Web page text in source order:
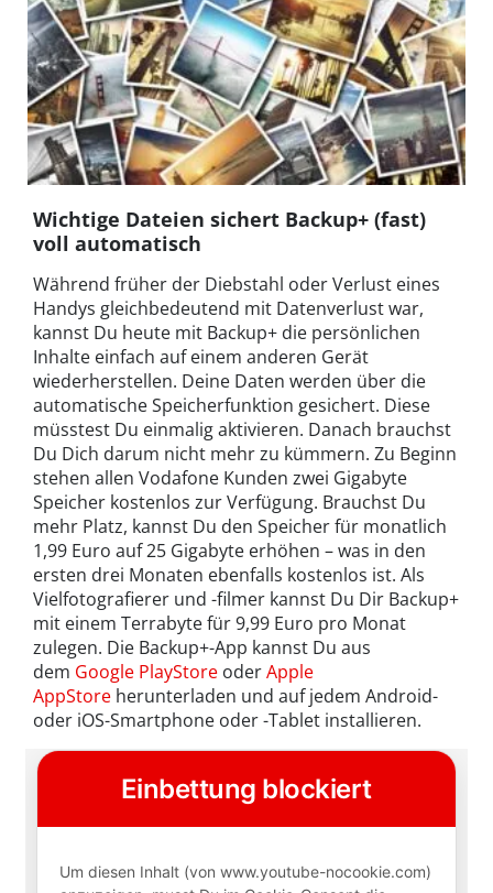
Wichtige Dateien sichert Backup+ (fast)
voll automatisch
Während früher der Diebstahl oder Verlust eines
Handys gleichbedeutend mit Datenverlust war,
kannst Du heute mit Backup+ die persönlichen
Inhalte einfach auf einem anderen Gerät
wiederherstellen. Deine Daten werden über die
automatische Speicherfunktion gesichert. Diese
müsstest Du einmalig aktivieren. Danach brauchst
Du Dich darum nicht mehr zu kümmern. Zu Beginn
stehen allen Vodafone Kunden zwei Gigabyte
Speicher kostenlos zur Verfügung. Brauchst Du
mehr Platz, kannst Du den Speicher für monatlich
1,99 Euro auf 25 Gigabyte erhöhen – was in den
ersten drei Monaten ebenfalls kostenlos ist. Als
Vielfotografierer und -filmer kannst Du Dir Backup+
mit einem Terrabyte für 9,99 Euro pro Monat
zulegen. Die Backup+-App kannst Du aus
dem Google PlayStore oderApple
AppStore herunterladen und auf jedem Android-
oder iOS-Smartphone oder -Tablet installieren.